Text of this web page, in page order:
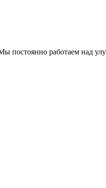
постоянно работаем над